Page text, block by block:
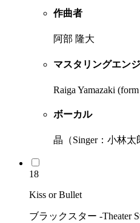
作曲者
阿部 隆大
マスタリングエン
Raiga Yamazaki
ボーカル
晶（Singer：小林太
18
Kiss or Bullet
ブラックスター -Theater